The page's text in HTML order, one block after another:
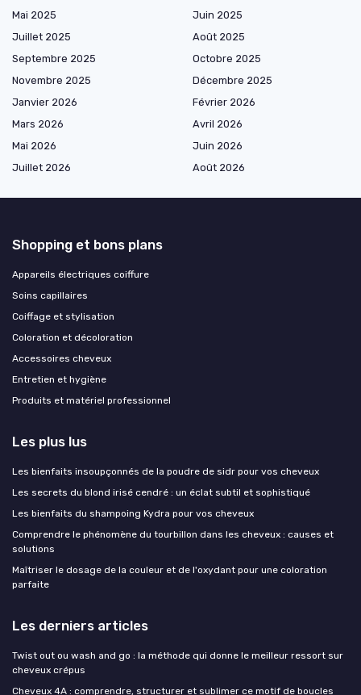
Mai 2025
Juin 2025
Juillet 2025
Août 2025
Septembre 2025
Octobre 2025
Novembre 2025
Décembre 2025
Janvier 2026
Février 2026
Mars 2026
Avril 2026
Mai 2026
Juin 2026
Juillet 2026
Août 2026
Shopping et bons plans
Appareils électriques coiffure
Soins capillaires
Coiffage et stylisation
Coloration et décoloration
Accessoires cheveux
Entretien et hygiène
Produits et matériel professionnel
Les plus lus
Les bienfaits insoupçonnés de la poudre de sidr pour vos cheveux
Les secrets du blond irisé cendré : un éclat subtil et sophistiqué
Les bienfaits du shampoing Kydra pour vos cheveux
Comprendre le phénomène du tourbillon dans les cheveux : causes et
solutions
Maîtriser le dosage de la couleur et de l'oxydant pour une coloration
parfaite
Les derniers articles
Twist out ou wash and go : la méthode qui donne le meilleur ressort sur
cheveux crépus
Cheveux 4A : comprendre, structurer et sublimer ce motif de boucles